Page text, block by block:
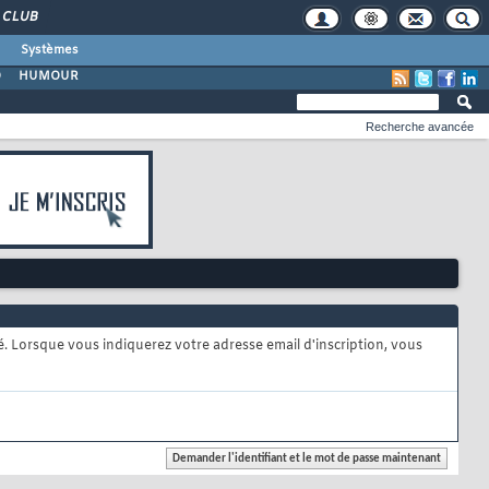
CLUB
Systèmes
HUMOUR
Recherche avancée
vous indiquerez votre adresse email d'inscription, vous